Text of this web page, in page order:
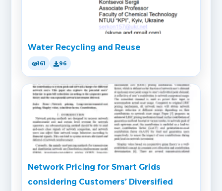
Water Recycling and Reuse
161 96
Network Pricing for Smart Grids
considering Customers’ Diversified